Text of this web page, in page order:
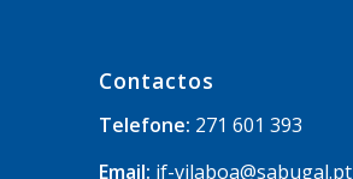
Contactos
Telefone: 271 601 393
Email: jf-vilaboa@sabugal.pt